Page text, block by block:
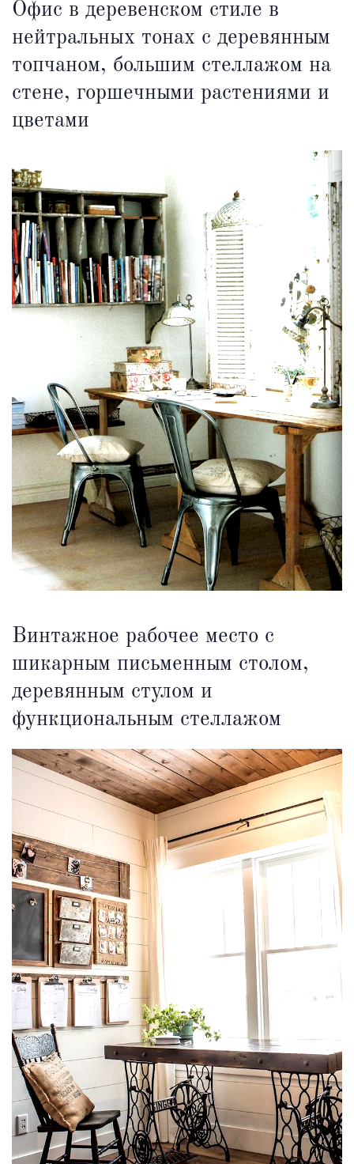
Офис в деревенском стиле в
нейтральных тонах с деревянным
топчаном, большим стеллажом на
стене, горшечными растениями и
цветами
Винтажное рабочее место с
шикарным письменным столом,
деревянным стулом и
функциональным стеллажом